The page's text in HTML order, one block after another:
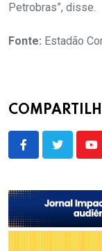
Petrobras”, disse.
Fonte: Estadão